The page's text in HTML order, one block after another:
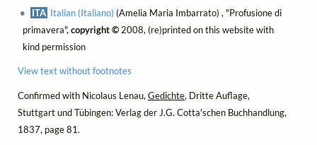
ITA Italian (Italiano) (Amelia Maria Imbarrato) , "Profusione di
primavera",copyright ©2008, (re)printed on this website with
kind permission
View text without footnotes
Confirmed with Nicolaus Lenau, Gedichte, Dritte Auflage,
Stuttgart und Tübingen: Verlag der J.G. Cotta'schen Buchhandlung,
1837, page 81.